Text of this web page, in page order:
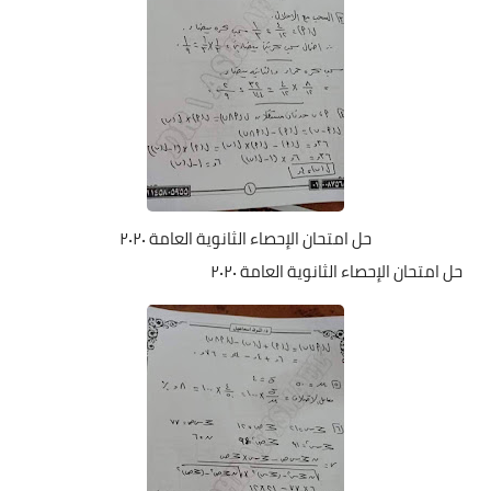
حل امتحان الإحصاء الثانوية العامة ٢٠٢٠
حل امتحان الإحصاء الثانوية العامة ٢٠٢٠